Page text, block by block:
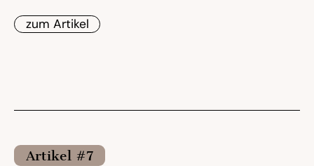
zum Artikel
Artikel #7